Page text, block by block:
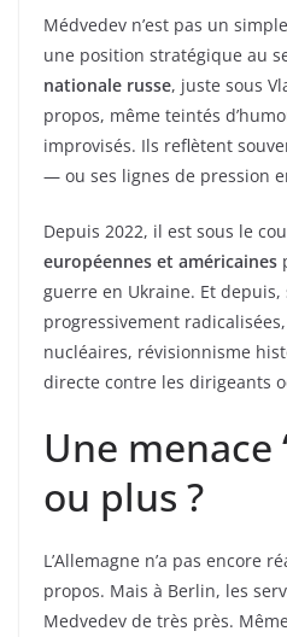
Médvedev n’est pas un
une position stratégique au
nationale russe, juste sous
propos, même teintés
improvisés. Ils reflètent
— ou ses lignes de pression
Depuis 2022, il est sous le
européennes et américaines
guerre en Ukraine. Et
progressivement
nucléaires, révisionnisme
directe contre les dirigeants
Une menace
ou plus ?
L’Allemagne n’a pas encore
propos. Mais à Berlin, les
Medvedev de très près.